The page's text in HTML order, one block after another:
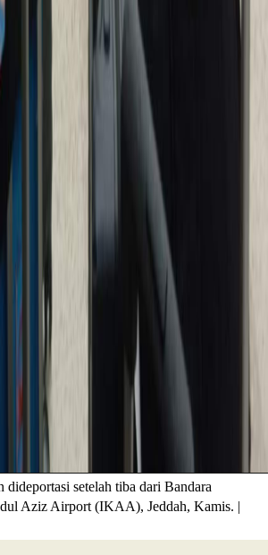
dideportasi setelah tiba dari Bandara
Aziz Airport (IKAA), Jeddah, Kamis. |